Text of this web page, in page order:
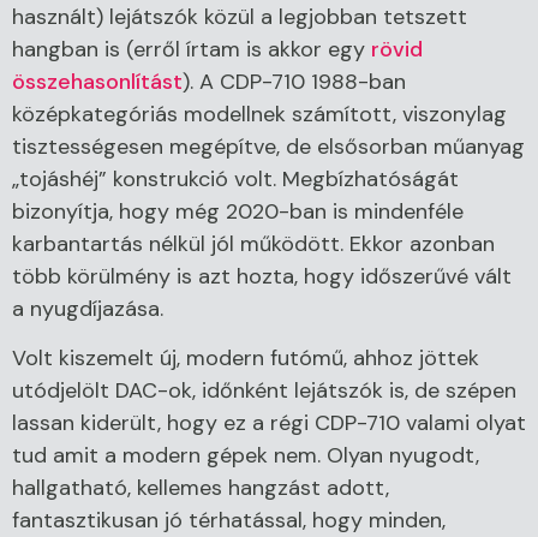
használt) lejátszók közül a legjobban tetszett
hangban is (erről írtam is akkor egy rövid
összehasonlítást). A CDP-710 1988-ban
középkategóriás modellnek számított, viszonylag
tisztességesen megépítve, de elsősorban műanyag
„tojáshéj” konstrukció volt. Megbízhatóságát
bizonyítja, hogy még 2020-ban is mindenféle
karbantartás nélkül jól működött. Ekkor azonban
több körülmény is azt hozta, hogy időszerűvé vált
a nyugdíjazása.
Volt kiszemelt új, modern futómű, ahhoz jöttek
utódjelölt DAC-ok, időnként lejátszók is, de szépen
lassan kiderült, hogy ez a régi CDP-710 valami olyat
tud amit a modern gépek nem. Olyan nyugodt,
hallgatható, kellemes hangzást adott,
fantasztikusan jó térhatással, hogy minden,